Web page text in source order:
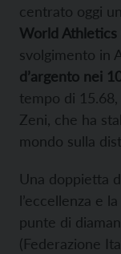
centrato oggi
World Athletics
svolgimento in
d’argento nei
tempo di
Zeni, che ha
mondo sulla
Una doppietta
l’eccellenza e
punte di
(Federazione